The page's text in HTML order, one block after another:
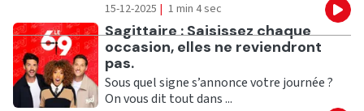
15-12-2025 | 1 min 4 sec
Ecouter
Sagittaire : Saisissez chaque
occasion, elles ne reviendront
pas.
Sous quel signe s’annonce votre journée ?
On vous dit tout dans ...